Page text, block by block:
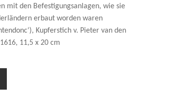
mit den Befestigungsanlagen, wie sie
erbaut worden waren
Kupferstich v. Pieter van den
11,5 x 20 cm